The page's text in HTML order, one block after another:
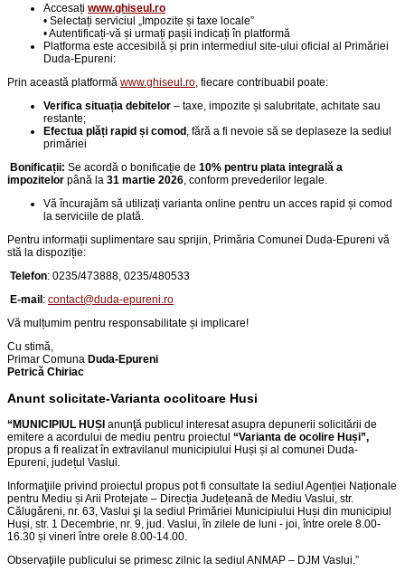
Accesați www.ghiseul.ro
• Selectați serviciul „Impozite și taxe locale”
• Autentificați-vă și urmați pașii indicați în platformă
Platforma este accesibilă și prin intermediul site-ului oficial al Primăriei
Duda-Epureni:
Prin această platformă www.ghiseul.ro, fiecare contribuabil poate:
Verifica situația debitelor – taxe, impozite și salubritate, achitate sau
restante;
Efectua plăți rapid și comod , fără a fi nevoie să se deplaseze la sediul
primăriei
Bonificații: Se acordă o bonificație de 10% pentru plata integrală a
impozitelor până la 31 martie 2026, conform prevederilor legale.
Vă încurajăm să utilizați varianta online pentru un acces rapid și comod
la serviciile de plată.
Pentru informații suplimentare sau sprijin, Primăria Comunei Duda-Epureni vă
stă la dispoziție:
Telefon: 0235/473888, 0235/480533
E-mail : contact@duda-epureni.ro
Vă mulțumim pentru responsabilitate și implicare!
Cu stimă,
Primar Comuna Duda-Epureni
Petrică Chiriac
Anunt solicitate-Varianta ocolitoare Husi
“MUNICIPIUL HUȘI anunţă publicul interesat asupra depunerii solicitării de
emitere a acordului de mediu pentru proiectul “Varianta de ocolire Huși”,
propus a fi realizat în extravilanul municipiului Huși și al comunei Duda-
Epureni, județul Vaslui.
Informaţiile privind proiectul propus pot fi consultate la sediul Agenției Naționale
pentru Mediu și Arii Protejate – Direcția Județeană de Mediu Vaslui, str.
Călugăreni, nr. 63, Vaslui şi la sediul Primăriei Municipiului Huși din municipiul
Huși, str. 1 Decembrie, nr. 9, jud. Vaslui, în zilele de luni - joi, între orele 8.00-
16.30 și vineri între orele 8.00-14.00.
Observaţiile publicului se primesc zilnic la sediul ANMAP – DJM Vaslui.”